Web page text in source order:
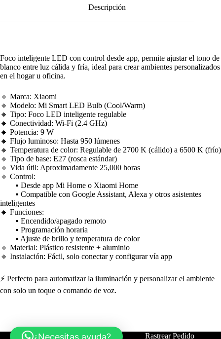
Descripción
Foco inteligente LED con control desde app, permite ajustar el tono de
blanco entre luz cálida y fría, ideal para crear ambientes personalizados
en el hogar u oficina.
🔸 Marca: Xiaomi
🔸 Modelo: Mi Smart LED Bulb (Cool/Warm)
🔸 Tipo: Foco LED inteligente regulable
🔸 Conectividad: Wi-Fi (2.4 GHz)
🔸 Potencia: 9 W
🔸 Flujo luminoso: Hasta 950 lúmenes
🔸 Temperatura de color: Regulable de 2700 K (cálido) a 6500 K (frío)
🔸 Tipo de base: E27 (rosca estándar)
🔸 Vida útil: Aproximadamente 25,000 horas
🔸 Control:
▪ Desde app Mi Home o Xiaomi Home
▪ Compatible con Google Assistant, Alexa y otros asistentes
inteligentes
🔸 Funciones:
▪ Encendido/apagado remoto
▪ Programación horaria
▪ Ajuste de brillo y temperatura de color
🔸 Material: Plástico resistente + aluminio
🔸 Instalación: Fácil, solo conectar y configurar vía app
⚡ Perfecto para automatizar la iluminación y personalizar el ambiente
con solo un toque o comando de voz.
Tienda Contáctanos Rastrear Pedido
¿Necesitas ayuda?